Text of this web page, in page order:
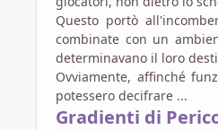
Questo portò
combinate con un
determinavano il loro
Ovviamente, affinché
potessero decifrare ...
Gradienti di